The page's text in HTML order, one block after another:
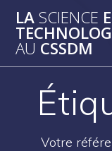
LA SCIENCE
AU CSSDM
Votre